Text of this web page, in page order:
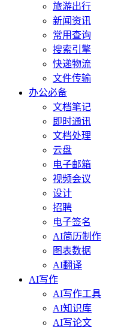
旅游出行
新闻资讯
常用查询
搜索引擎
快递物流
文件传输
办公必备
文档笔记
即时通讯
文档处理
云盘
电子邮箱
视频会议
设计
招聘
电子签名
AI简历制作
图表数据
AI翻译
AI写作
AI写作工具
AI知识库
AI写论文